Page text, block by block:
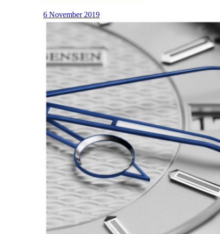
6 November 2019